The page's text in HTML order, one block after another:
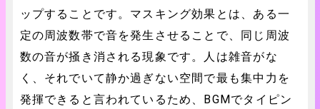
ップすることです。マスキング効果とは、ある一
定の周波数帯で音を発生させることで、同じ周波
数の音が掻き消される現象です。人は雑音がな
く、それでいて静か過ぎない空間で最も集中力を
発揮できると言われているため、BGMでタイピン